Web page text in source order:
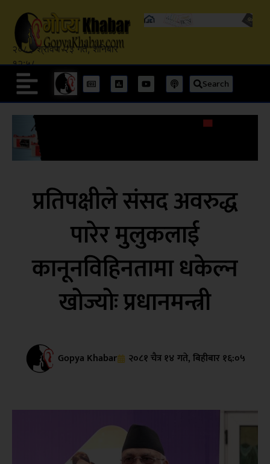
२०८३ श्रावण २३ गते, शनिबार
१२:५८
Search
प्रतिपक्षीले संसद अवरुद्ध
पारेर मुलुकलाई
कानूनविहिनतामा धकेल्न
खोज्योः प्रधानमन्त्री
Gopya Khabar २०८१ चैत्र १४ गते, बिहीबार १६:०५